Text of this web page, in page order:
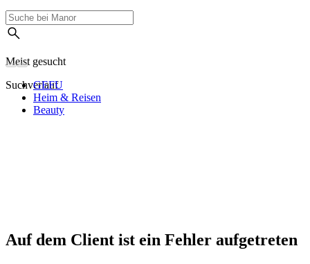
Meist gesucht
Suchverlauf
GEFU
Heim & Reisen
Beauty
Auf dem Client ist ein Fehler aufgetreten